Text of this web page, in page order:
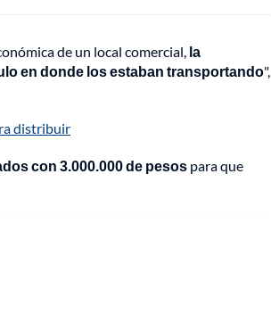
de un local comercial, la
en donde los estaban transportando",
distribuir
con 3.000.000 de pesos para que